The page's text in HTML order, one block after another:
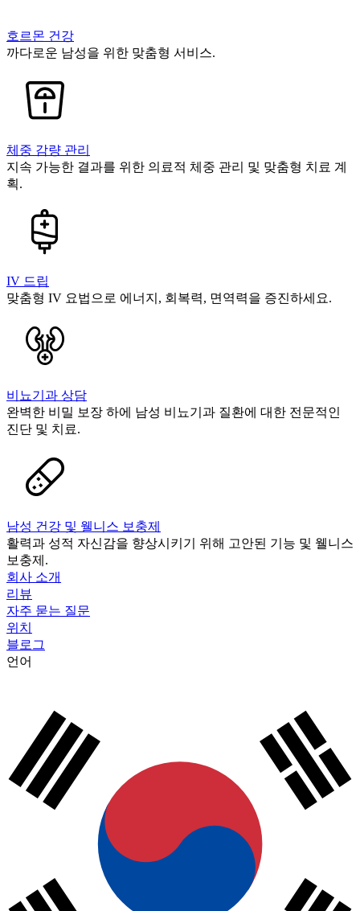
호르몬 건강
까다로운 남성을 위한 맞춤형 서비스.
체중 감량 관리
지속 가능한 결과를 위한 의료적 체중 관리 및 맞춤형 치료 계
획.
IV 드립
맞춤형 IV 요법으로 에너지, 회복력, 면역력을 증진하세요.
비뇨기과 상담
완벽한 비밀 보장 하에 남성 비뇨기과 질환에 대한 전문적인
진단 및 치료.
남성 건강 및 웰니스 보충제
활력과 성적 자신감을 향상시키기 위해 고안된 기능 및 웰니스
보충제.
회사 소개
리뷰
자주 묻는 질문
위치
블로그
언어